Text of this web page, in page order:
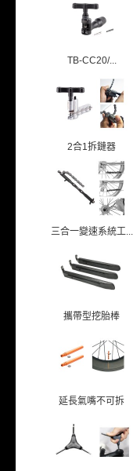
TB-CC20/...
2合1拆鏈器
三合一變速系統工...
攜帶型挖胎棒
延長氣嘴不可拆